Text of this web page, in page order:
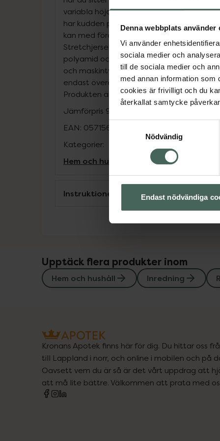
Denna webbplats använder
Vi använder
sociala medier och
till de sociala medier och
med annan information som
cookies är frivilligt och du
återkallat samtycke
Samtyckesval
Nödvändig
Endast nödvändiga
variabla höjdinställningarna och de
har kudden perfekt passform för
kan med fördel kombineras med
Stretchjerseyöverdrag av hög kvalitet
polyamid och 25% bomull. Skötselråd:
och maskintvätta i 60 grader. Obs!
endast överdraget. Färg: Mörkblå. Storlek
Produkten är tillverkad i Danmark.
Jämförpris 949 kr
EAN: 05715632016194
Kategorier:
Hem och hushåll Inredning Ryggvärk och
Instruktioner
Upptäck flera produkter inom
Hem och hushåll Inredning
Kronans Apotek finns här för dig. Du hittar oss
till Lappland i norr, och online i mobilen och på
Oavsett vem du är så är det vårt uppdrag att
att må lite bättre. Välkommen att prata med